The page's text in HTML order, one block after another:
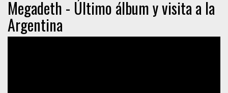
Megadeth - Último álbum y visita a la
Argentina